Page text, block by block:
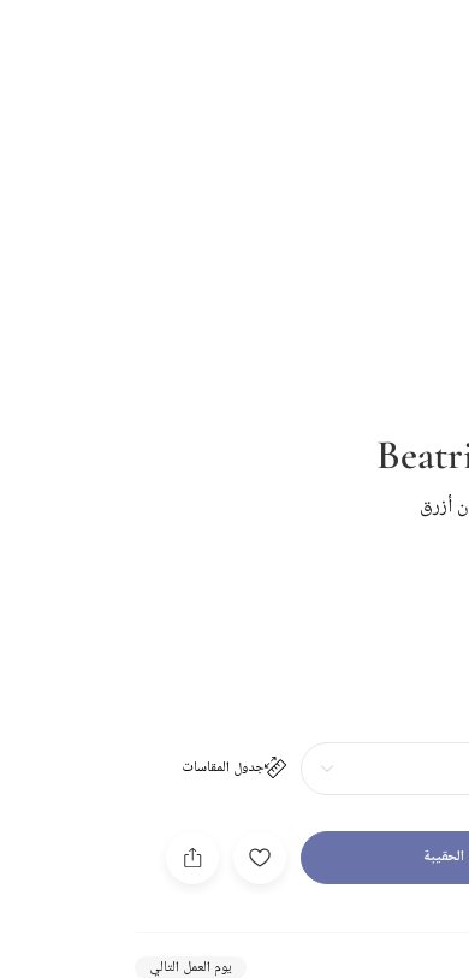
أزرق
جدول المقاسات
يوم العمل التالي